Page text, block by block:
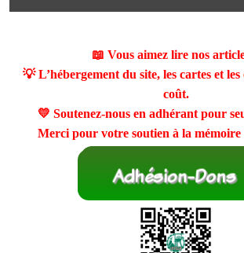
📖 Vous aimez lire nos
💡 L’hébergement du site, les cartes et
coût.
💛 Soutenez-nous en adhérant pour
Merci pour votre soutien à la mémoire